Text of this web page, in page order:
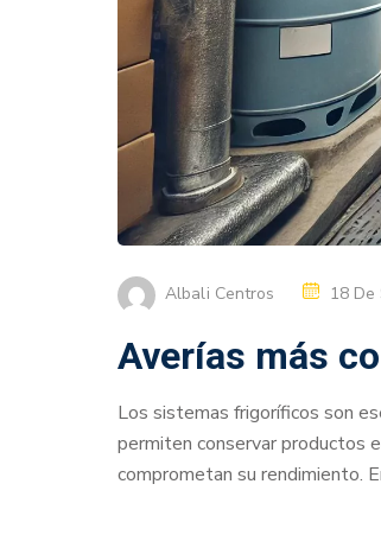
Albali Centros 18
Averías más
Los sistemas frigoríficos son
permiten conservar productos
comprometan su rendimiento.